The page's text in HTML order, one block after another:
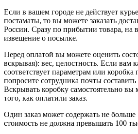
Если в вашем городе не действует
постаматы, то вы можете заказать
России. Сразу по прибытии товара, на
извещение о посылке.
Перед оплатой вы можете оценить
вскрывая): вес, целостность. Если вам
соответствует параметрам или коробка
попросите сотрудника почты
Вскрывать коробку самостоятельно вы
того, как оплатили заказ.
Один заказ может содержать не
стоимость не должна превышать 100